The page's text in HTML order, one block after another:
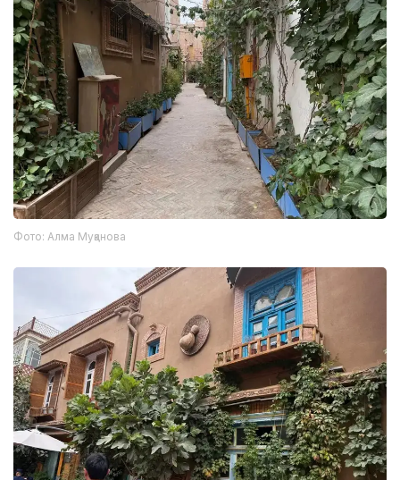
Фото: Алма Муқанова